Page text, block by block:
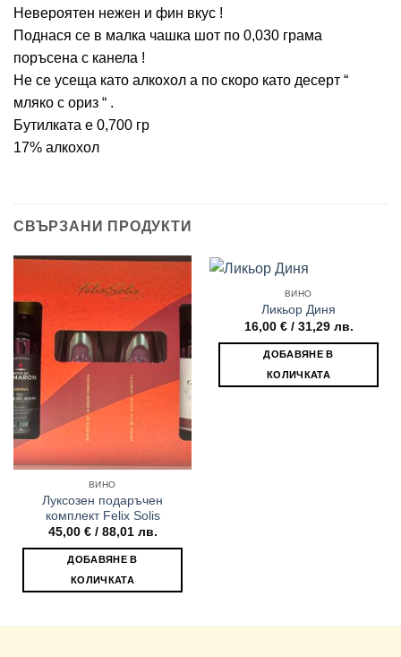
Невероятен нежен и фин вкус !
Поднася се в малка чашка шот по 0,030 грама
поръсена с канела !
Не се усеща като алкохол а по скоро като десерт “
мляко с ориз “ .
Бутилката е 0,700 гр
17% алкохол
СВЪРЗАНИ ПРОДУКТИ
ВИНО
Луксозен подаръчен
комплект Felix Solis
45,00 €/ 88,01 лв.
ДОБАВЯНЕ В
КОЛИЧКАТА
ВИНО
Ликьор Диня
16,00 €/ 31,29 лв.
ДОБАВЯНЕ В
КОЛИЧКАТА